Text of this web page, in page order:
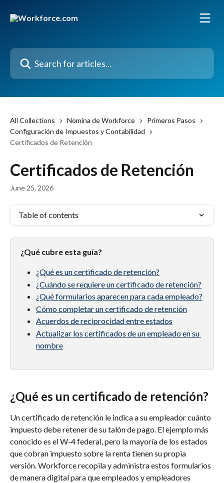
Search for articles...
All Collections Nomina de Workforce
Primeros Pasos
Configuración de Impuestos y Contabilidad
Certificados de Retención
Certificados de Retención
June 25, 2026
Table of contents
¿Qué cubre esta guía?
¿Qué es un certificado de retención?
¿Cuándo se requiere un certificado de retención?
¿Qué formularios aparecen para cada empleado?
Cómo completar un certificado de retención
Acuerdos de reciprocidad entre estados
Actualizar los certificados de un empleado en su
nombre
¿Qué es un certificado de retención?
Un certificado de retención le indica a su empleador cuánto
impuesto debe retener de su talón de pago. El ejemplo más
conocido es el W-4 federal, pero la mayoría de los estados
que cobran impuesto sobre la renta tienen su propia
versión. Workforce recopila y administra estos formularios
de manera digital para que empleados y empleadores